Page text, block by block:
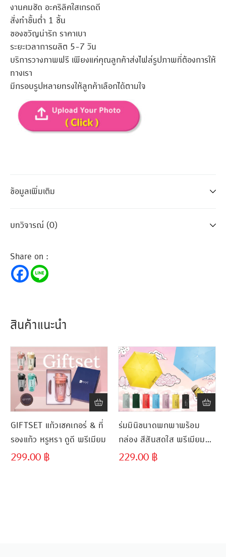
Share on :
งานคมชัด อะคริลิคใสเกรดดี
สั่งทำขั้นต่ำ 1 ชิ้น
ของขวัญน่ารัก ราคาเบา
ระยะเวลาการผลิต 5-7 วัน
บริการวางภาพฟรี เพียงแค่คุณลูกค้าส่งไฟล์รูปภาพที่ต้องการให้
ทางเรา
มีกรอบรูปหลายทรงให้ลูกค้าเลือกได้ตามใจ
ข้อมูลเพิ่มเติม
บทวิจารณ์ (0)
สินค้าแนะนำ
GIFTSET แก้วเชคเกอร์ & ที่
รองแก้ว หรูหรา ดูดี พรีเมียม
299.00 ฿
ร่มมินิขนาดพกพาพร้อม
กล่อง สีสันสดใส พรีเมียม
ผลิตเร็ว ส่งไว
229.00 ฿